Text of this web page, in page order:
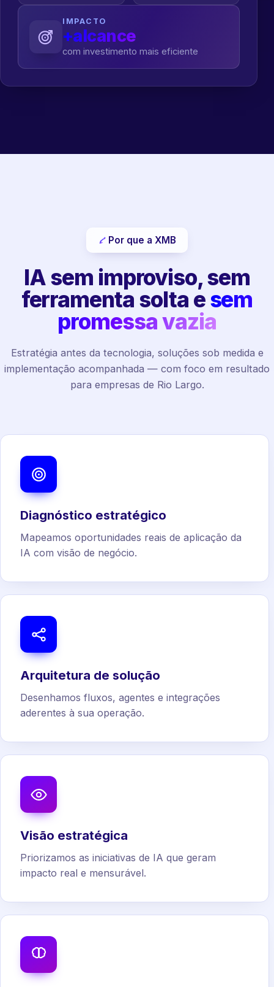
IMPACTO
+alcance
com investimento mais eficiente
Por que a XMB
IA sem improviso, sem
ferramenta solta esem
promessa vazia
Estratégia antes da tecnologia, soluções sob medida e
implementação acompanhada — com foco em resultado
para empresas de Rio Largo.
Diagnóstico estratégico
Mapeamos oportunidades reais de aplicação da
IA com visão de negócio.
Arquitetura de solução
Desenhamos fluxos, agentes e integrações
aderentes à sua operação.
Visão estratégica
Priorizamos as iniciativas de IA que geram
impacto real e mensurável.